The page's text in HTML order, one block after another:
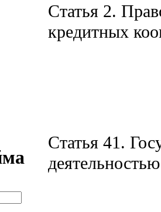
Статья 2.
кредитных
Статья 41.